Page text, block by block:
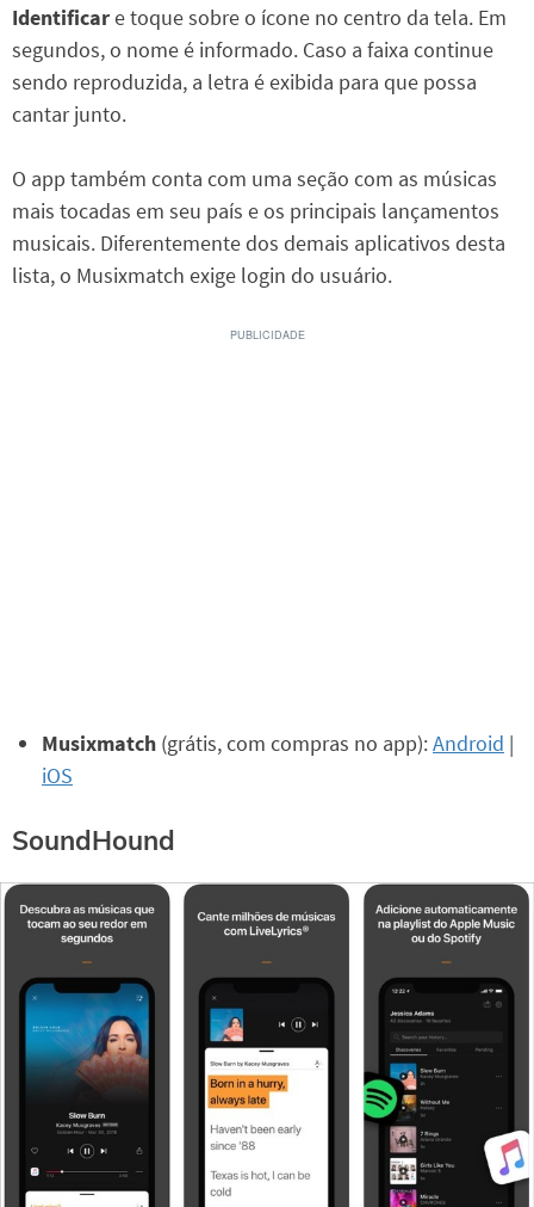
Identificare toque sobre o ícone no centro da tela. Em
segundos, o nome é informado. Caso a faixa continue
sendo reproduzida, a letra é exibida para que possa
cantar junto.
O app também conta com uma seção com as músicas
mais tocadas em seu país e os principais lançamentos
musicais. Diferentemente dos demais aplicativos desta
lista, o Musixmatch exige login do usuário.
Musixmatch (grátis, com compras no app):Android |
iOS
SoundHound